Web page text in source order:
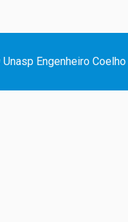
Engenheiro Coelho